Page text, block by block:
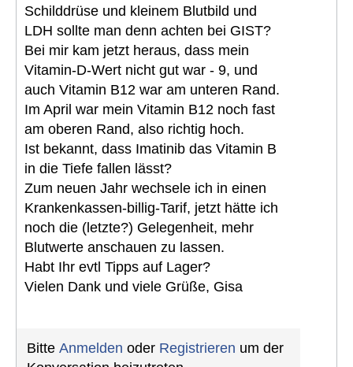
Schilddrüse und kleinem Blutbild und
LDH sollte man denn achten bei GIST?
Bei mir kam jetzt heraus, dass mein
Vitamin-D-Wert nicht gut war - 9, und
auch Vitamin B12 war am unteren Rand.
Im April war mein Vitamin B12 noch fast
am oberen Rand, also richtig hoch.
Ist bekannt, dass Imatinib das Vitamin B
in die Tiefe fallen lässt?
Zum neuen Jahr wechsele ich in einen
Krankenkassen-billig-Tarif, jetzt hätte ich
noch die (letzte?) Gelegenheit, mehr
Blutwerte anschauen zu lassen.
Habt Ihr evtl Tipps auf Lager?
Vielen Dank und viele Grüße, Gisa
Bitte Anmelden oder Registrieren um der